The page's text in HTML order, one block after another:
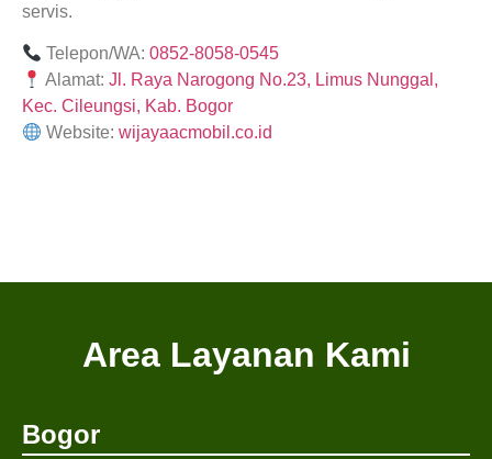
servis.
Telepon/WA:0852-8058-0545
Alamat:Jl. Raya Narogong No.23, Limus Nunggal,
Kec. Cileungsi, Kab. Bogor
Website:wijayaacmobil.co.id
Area Layanan Kami
Bogor